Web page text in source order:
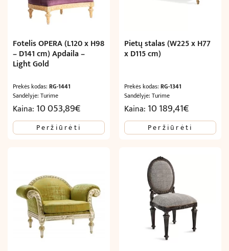
Fotelis OPERA (L120 x H98
– D141 cm) Apdaila –
Light Gold
Prekės kodas: RG-1441
Sandėlyje: Turime
Kaina: 10 053,89€
Peržiūrėti
Pietų stalas (W225 x H77
x D115 cm)
Prekės kodas:RG-1341
Sandėlyje: Turime
Kaina: 10 189,41€
Peržiūrėti